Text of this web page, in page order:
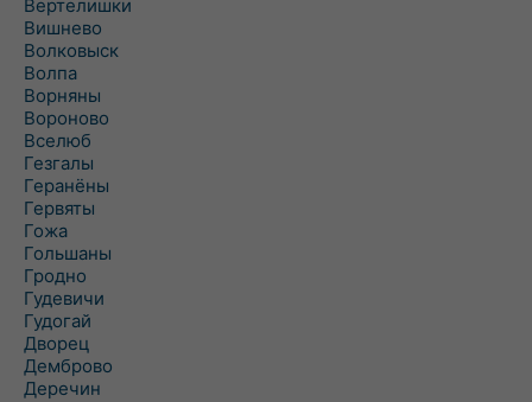
Вертелишки
Вишнево
Волковыск
Волпа
Ворняны
Вороново
Вселюб
Гезгалы
Геранёны
Гервяты
Гожа
Гольшаны
Гродно
Гудевичи
Гудогай
Дворец
Демброво
Деречин